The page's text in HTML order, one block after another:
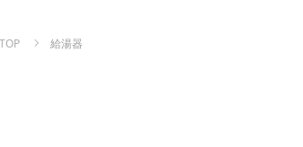
給湯器